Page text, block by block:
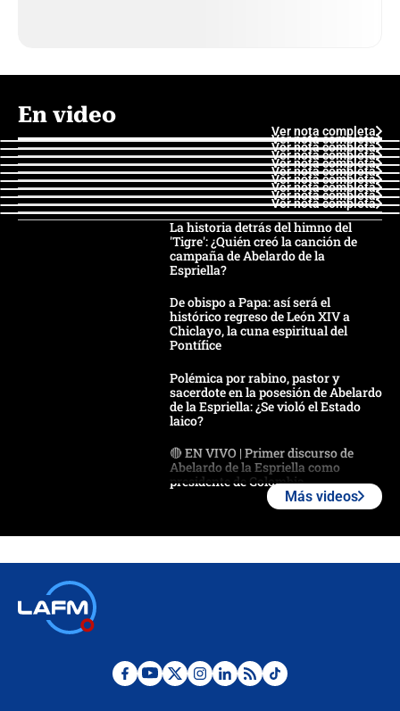
En video
Ver nota completa
Ver nota completa
Ver nota completa
Ver nota completa
Ver nota completa
Ver nota completa
Ver nota completa
Ver nota completa
Ver nota completa
Ver nota completa
La historia detrás del himno del
'Tigre': ¿Quién creó la canción de
campaña de Abelardo de la
Espriella?
De obispo a Papa: así será el
histórico regreso de León XIV a
Chiclayo, la cuna espiritual del
Pontífice
Polémica por rabino, pastor y
sacerdote en la posesión de Abelardo
de la Espriella: ¿Se violó el Estado
laico?
🔴 EN VIVO | Primer discurso de
Abelardo de la Espriella como
presidente de Colombia
Desde dermatitis hasta infecciones:
Más videos